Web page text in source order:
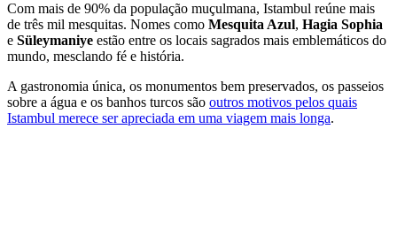
Com mais de 90% da população muçulmana, Istambul reúne mais
de três mil mesquitas. Nomes como Mesquita Azul, Hagia Sophia
e Süleymaniye estão entre os locais sagrados mais emblemáticos do
mundo, mesclando fé e história.
A gastronomia única, os monumentos bem preservados, os passeios
sobre a água e os banhos turcos são outros motivos pelos quais
Istambul merece ser apreciada em uma viagem mais longa.